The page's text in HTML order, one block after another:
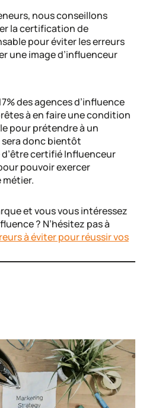
nous conseillons
la certification de
pour éviter les erreurs
une image d’influenceur
des agences d’influence
à en faire une condition
pour prétendre à un
donc bientôt
certifié Influenceur
pouvoir exercer
métier.
et vous vous intéressez
? N’hésitez pas à
à éviter pour réussir vos